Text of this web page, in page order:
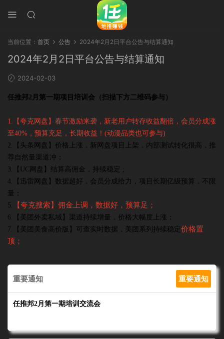
当前位置： 首页 公告 2024年2月2日平台公告与结算通知
2024年2月2日平台公告与结算通知
2024-02-03
任推邦2月第一期项目培训会（扫描下方二维码参与）
1.【夸克网盘】春节激励来袭，新老用户转存收益翻倍，会员分成涨
至40%，预算充足，长期收益！(动漫品类也可参与)
2.【头条网盘】价格上涨，新网盘项目上架，内部测试转化很高，推
荐自然量渠道冲；
3.【UC网盘】结算高佣金，持续稳定 ;
4.【迅雷网盘】数据超好，会员分成给力，项目长期亿级预算，不限
量
；
5.
【夸克搜索】佣金上调，数据好，预算足；
6. 【美团外卖私域】 渠道持续增量，价格大幅度上涨；
7.【美团美食高价版】可查实时数据，美团系列持续稳定价格置
顶；
重要通知 重要通知
任推邦2月第一期培训交流会